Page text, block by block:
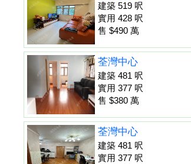
建築 519 呎
實用 428 呎
售 $490 萬
荃灣中心
建築 481 呎
實用 377 呎
售 $380 萬
荃灣中心
建築 481 呎
實用 377 呎